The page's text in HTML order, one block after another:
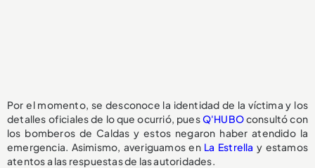
Por el momento, se desconoce la identidad de la víctima y los
detalles oficiales de lo que ocurrió, puesQ'HUBOconsultó con
los bomberos de Caldas y estos negaron haber atendido la
emergencia. Asimismo, averiguamos en La Estrella y estamos
atentos a las respuestas de las autoridades.